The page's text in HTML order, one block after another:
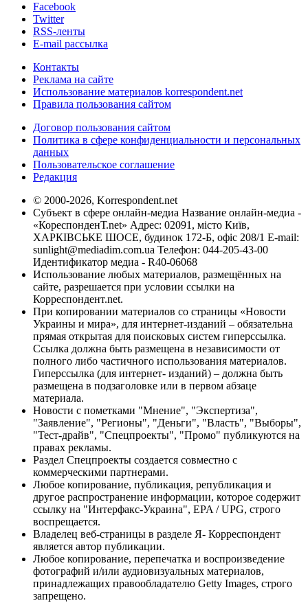
Facebook
Twitter
RSS-ленты
E-mail рассылка
Контакты
Реклама на сайте
Использование материалов korrespondent.net
Правила пользования сайтом
Договор пользования сайтом
Политика в сфере конфиденциальности и персональных
данных
Пользовательское соглашение
Редакция
© 2000-2026, Korrespondent.net
Субъект в сфере онлайн-медиа Название онлайн-медиа -
«КореспонденТ.net» Адрес: 02091, місто Київ,
ХАРКІВСЬКЕ ШОСЕ, будинок 172-Б, офіс 208/1 E-mail:
sunlight@mediadim.com.ua Телефон: 044-205-43-00
Идентификатор медиа - R40-06068
Использование любых материалов, размещённых на
сайте, разрешается при условии ссылки на
Корреспондент.net.
При копировании материалов со страницы «Новости
Украины и мира», для интернет-изданий – обязательна
прямая открытая для поисковых систем гиперссылка.
Ссылка должна быть размещена в независимости от
полного либо частичного использования материалов.
Гиперссылка (для интернет- изданий) – должна быть
размещена в подзаголовке или в первом абзаце
материала.
Новости с пометками "Мнение", "Экспертиза",
"Заявление", "Регионы", "Деньги", "Власть", "Выборы",
"Тест-драйв", "Спецпроекты", "Промо" публикуются на
правах рекламы.
Раздел Спецпроекты создается совместно с
коммерческими партнерами.
Любое копирование, публикация, републикация и
другое распространение информации, которое содержит
ссылку на "Интерфакс-Украина", EPA / UPG, строго
воспрещается.
Владелец веб-страницы в разделе Я- Корреспондент
является автор публикации.
Любое копирование, перепечатка и воспроизведение
фотографий и/или аудиовизуальных материалов,
принадлежащих правообладателю Getty Images, строго
запрещено.